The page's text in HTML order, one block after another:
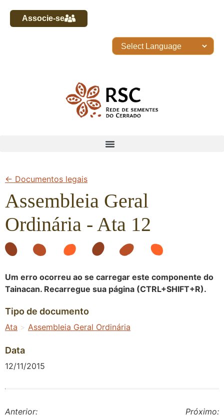
Associe-se
← Documentos legais
Assembleia Geral
Ordinária - Ata 12
Tipo de documento
Ata > Assembleia Geral Ordinária
Data
12/11/2015
Um erro ocorreu ao se carregar este componente do
Tainacan. Recarregue sua página (CTRL+SHIFT+R).
Anterior:
Próximo: